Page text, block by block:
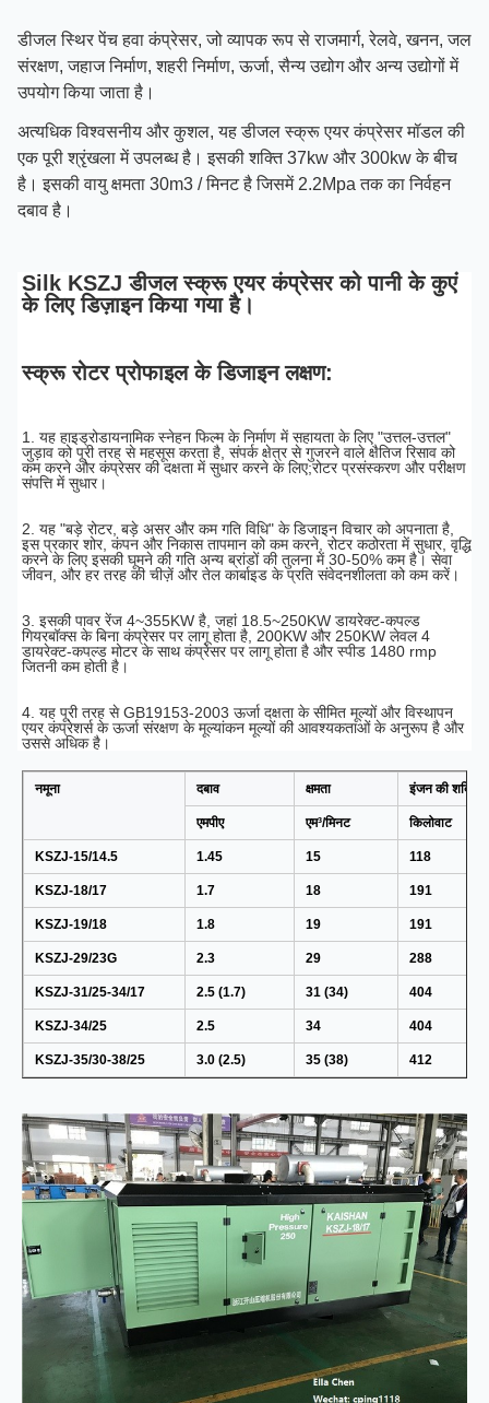
डीजल स्थिर पेंच हवा कंप्रेसर, जो व्यापक रूप से राजमार्ग, रेलवे, खनन, जल
संरक्षण, जहाज निर्माण, शहरी निर्माण, ऊर्जा, सैन्य उद्योग और अन्य उद्योगों में
उपयोग किया जाता है।
अत्यधिक विश्वसनीय और कुशल, यह डीजल स्क्रू एयर कंप्रेसर मॉडल की
एक पूरी श्रृंखला में उपलब्ध है। इसकी शक्ति 37kw और 300kw के बीच
है। इसकी वायु क्षमता 30m3 / मिनट है जिसमें 2.2Mpa तक का निर्वहन
दबाव है।
Silk KSZJ डीजल स्क्रू एयर कंप्रेसर को पानी के कुएं
के लिए डिज़ाइन किया गया है।
स्क्रू रोटर प्रोफाइल के डिजाइन लक्षण:
1. यह हाइड्रोडायनामिक स्नेहन फिल्म के निर्माण में सहायता के लिए "उत्तल-उत्तल"
जुड़ाव को पूरी तरह से महसूस करता है, संपर्क क्षेत्र से गुजरने वाले क्षैतिज रिसाव को
कम करने और कंप्रेसर की दक्षता में सुधार करने के लिए;रोटर प्रसंस्करण और परीक्षण
संपत्ति में सुधार।
2. यह "बड़े रोटर, बड़े असर और कम गति विधि" के डिजाइन विचार को अपनाता है,
इस प्रकार शोर, कंपन और निकास तापमान को कम करने, रोटर कठोरता में सुधार, वृद्धि
करने के लिए इसकी घूमने की गति अन्य ब्रांडों की तुलना में 30-50% कम है। सेवा
जीवन, और हर तरह की चीज़ें और तेल कार्बाइड के प्रति संवेदनशीलता को कम करें।
3. इसकी पावर रेंज 4~355KW है, जहां 18.5~250KW डायरेक्ट-कपल्ड
गियरबॉक्स के बिना कंप्रेसर पर लागू होता है, 200KW और 250KW लेवल 4
डायरेक्ट-कपल्ड मोटर के साथ कंप्रेसर पर लागू होता है और स्पीड 1480 rmp
जितनी कम होती है।
4. यह पूरी तरह से GB19153-2003 ऊर्जा दक्षता के सीमित मूल्यों और विस्थापन
एयर कंप्रेशर्स के ऊर्जा संरक्षण के मूल्यांकन मूल्यों की आवश्यकताओं के अनुरूप है और
उससे अधिक है।
नमूना दबाव क्षमता इंजन की शक्ति
एमपीए एम³/मिनट किलोवाट
KSZJ-15/14.5 1.45 15 118
KSZJ-18/17 1.7 18 191
KSZJ-19/18 1.8 19 191
KSZJ-29/23G 2.3 29 288
KSZJ-31/25-34/17 2.5 (1.7) 31 (34) 404
KSZJ-34/25 2.5 34 404
KSZJ-35/30-38/25 3.0 (2.5) 35 (38) 412